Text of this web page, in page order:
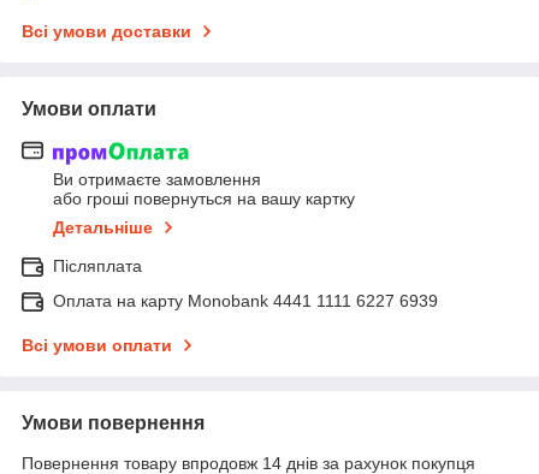
Всі умови доставки
Умови оплати
Ви отримаєте замовлення
або гроші повернуться на вашу картку
Детальніше
Післяплата
Оплата на карту Monobank 4441 1111 6227 6939
Всі умови оплати
Умови повернення
Повернення товару впродовж 14 днів за рахунок покупця